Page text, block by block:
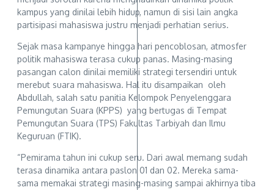
kampus yang dinilai lebih hidup, namun di sisi lain angka
partisipasi mahasiswa justru menjadi perhatian serius.
Sejak masa kampanye hingga hari pencoblosan, atmosfer
politik mahasiswa terasa cukup panas. Masing-masing
pasangan calon dinilai memiliki strategi tersendiri untuk
merebut suara mahasiswa. Hal itu disampaikan oleh
Abdullah, salah satu panitia Kelompok Penyelenggara
Pemungutan Suara (KPPS) yang bertugas di Tempat
Pemungutan Suara (TPS) Fakultas Tarbiyah dan Ilmu
Keguruan (FTIK).
“Pemirama tahun ini cukup seru. Dari awal memang sudah
terasa dinamika antara paslon 01 dan 02. Mereka sama-
sama memakai strategi masing-masing sampai akhirnya tiba